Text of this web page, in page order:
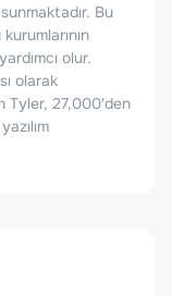
Bu
olur.
olarak
Tyler, 27,000'den